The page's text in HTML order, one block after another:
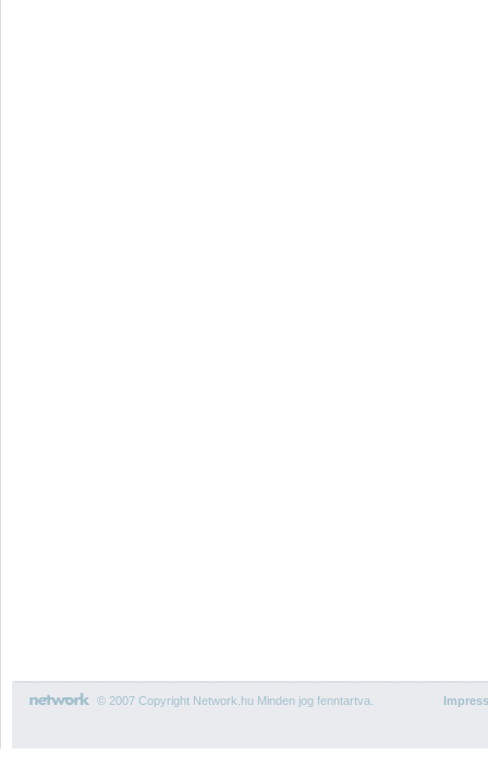
© 2007 Copyright Network.hu Minden jog fenntartva.